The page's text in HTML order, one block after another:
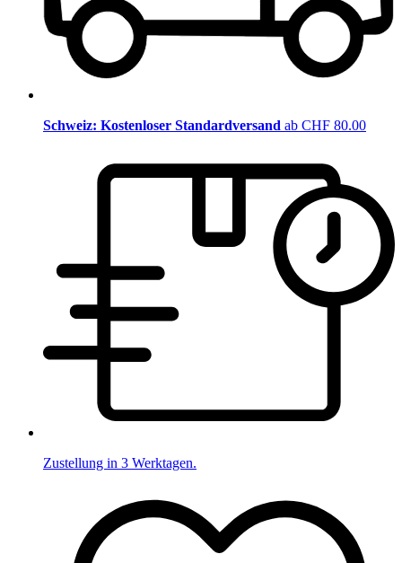
Schweiz: Kostenloser Standardversand ab CHF 80.00
Zustellung in 3 Werktagen.